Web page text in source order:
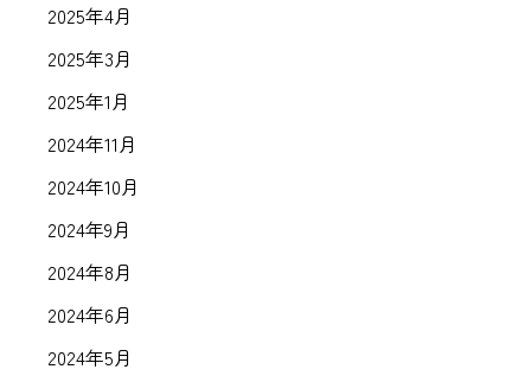
2025年4月
2025年3月
2025年1月
2024年11月
2024年10月
2024年9月
2024年8月
2024年6月
2024年5月